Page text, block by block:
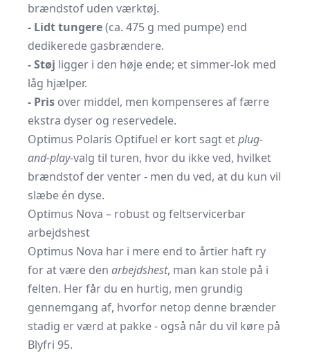
brændstof uden værktøj.
- Lidt tungere(ca. 475 g med pumpe) end
dedikerede gasbrændere.
- Støj ligger i den høje ende; et simmer-lok med
låg hjælper.
- Pris over middel, men kompenseres af færre
ekstra dyser og reservedele.
Optimus Polaris Optifuel er kort sagt etplug-
and-play-valg til turen, hvor du ikke ved, hvilket
brændstof der venter - men du ved, at du kun vil
slæbe én dyse.
Optimus Nova – robust og feltservicerbar
arbejdshest
Optimus Nova har i mere end to årtier haft ry
for at være den arbejdshest, man kan stole på i
felten. Her får du en hurtig, men grundig
gennemgang af, hvorfor netop denne brænder
stadig er værd at pakke - også når du vil køre på
Blyfri 95.